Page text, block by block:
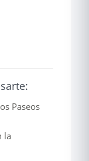
Paseos
la